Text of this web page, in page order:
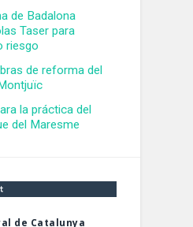
de Badalona
Taser para
riesgo
de reforma del
la práctica del
del Maresme